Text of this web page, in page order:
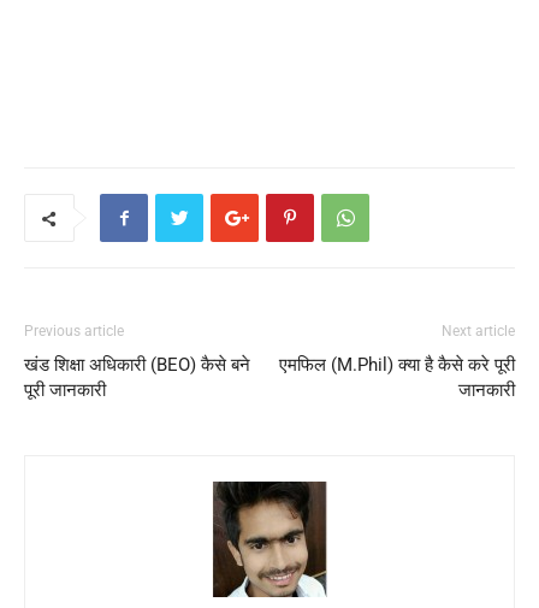
Previous article
खंड शिक्षा अधिकारी (BEO) कैसे बने
पूरी जानकारी
Next article
एमफिल (M.Phil) क्या है कैसे करे पूरी
जानकारी